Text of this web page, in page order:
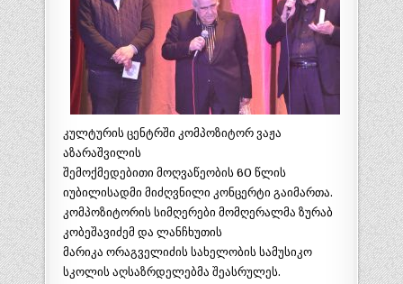
კულტურის ცენტრში კომპოზიტორ ვაჟა
აზარაშვილის
შემოქმედებითი მოღვაწეობის 60 წლის
იუბილისადმი მიძღვნილი კონცერტი გაიმართა.
კომპოზიტორის სიმღერები მომღერალმა ზურაბ
კობეშავიძემ და ლანჩხუთის
მარიკა ორაგველიძის სახელობის სამუსიკო
სკოლის აღსაზრდელებმა შეასრულეს.